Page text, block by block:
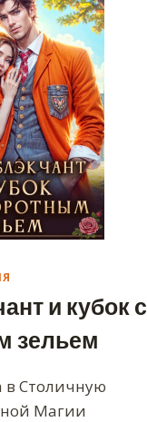
и кубок с
зельем
в Столичную
Магии